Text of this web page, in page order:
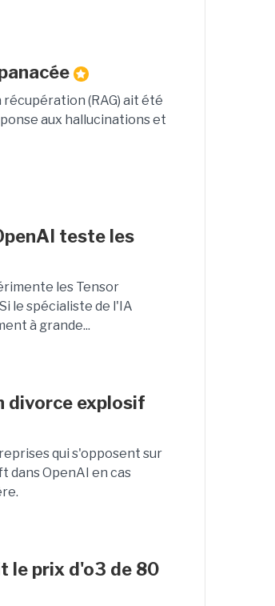
(RAG) ait été
aux hallucinations et
teste les
les Tensor
le spécialiste de l'IA
à grande...
divorce explosif
qui s'opposent sur
dans OpenAI en cas
le prix d'o3 de 80